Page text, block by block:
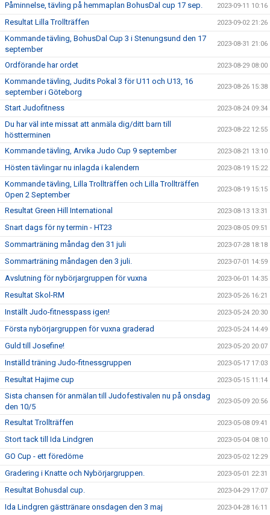
Påminnelse, tävling på hemmaplan BohusDal cup 17 sep. 2023-09-11 10:16
Resultat Lilla Trollträffen 2023-09-02 21:26
Kommande tävling, BohusDal Cup 3 i Stenungsund den 17
september
2023-08-31 21:06
Ordförande har ordet 2023-08-29 08:00
Kommande tävling, Judits Pokal 3 för U11 och U13, 16
september i Göteborg
2023-08-26 15:38
Start Judofitness 2023-08-24 09:34
Du har väl inte missat att anmäla dig/ditt barn till
höstterminen
2023-08-22 12:55
Kommande tävling, Arvika Judo Cup 9 september 2023-08-21 13:10
Hösten tävlingar nu inlagda i kalendern 2023-08-19 15:22
Kommande tävling, Lilla Trollträffen och Lilla Trollträffen
Open 2 September
2023-08-19 15:15
Resultat Green Hill International 2023-08-13 13:31
Snart dags för ny termin - HT23 2023-08-05 09:51
Sommarträning måndag den 31 juli 2023-07-28 18:18
Sommarträning måndagen den 3 juli. 2023-07-01 14:59
Avslutning för nybörjargruppen för vuxna 2023-06-01 14:35
Resultat Skol-RM 2023-05-26 16:21
Inställt Judo-fitnesspass igen! 2023-05-24 20:30
Första nybörjargruppen för vuxna graderad 2023-05-24 14:49
Guld till Josefine! 2023-05-20 20:07
Inställd träning Judo-fitnessgruppen 2023-05-17 17:03
Resultat Hajime cup 2023-05-15 11:14
Sista chansen för anmälan till Judofestivalen nu på onsdag
den 10/5
2023-05-09 20:56
Resultat Trollträffen 2023-05-08 09:41
Stort tack till Ida Lindgren 2023-05-04 08:10
GO Cup - ett föredöme 2023-05-02 12:29
Gradering i Knatte och Nybörjargruppen. 2023-05-01 22:31
Resultat Bohusdal cup. 2023-04-29 17:07
Ida Lindgren gästtränare onsdagen den 3 maj 2023-04-28 16:11